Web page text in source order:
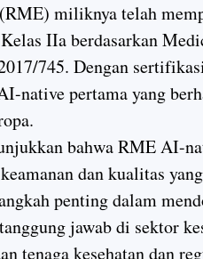
miliknya telah
IIa berdasarkan
745. Dengan
native pertama yang
bahwa RME AI-
dan kualitas
penting dalam
jawab di sektor
tenaga kesehatan dan